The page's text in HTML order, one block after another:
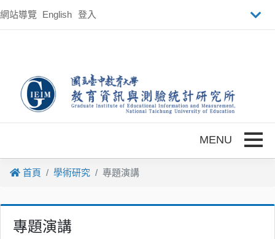
網站導覽 English 登入
首頁 學術研究 專題演講
專題演講